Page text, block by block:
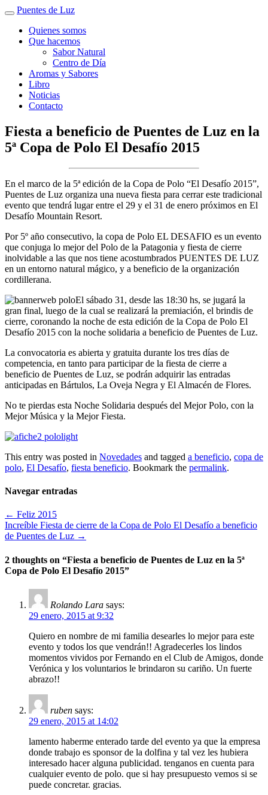
Puentes de Luz
Quienes somos
Que hacemos
Sabor Natural
Centro de Día
Aromas y Sabores
Libro
Noticias
Contacto
Fiesta a beneficio de Puentes de Luz en la
5ª Copa de Polo El Desafío 2015
En el marco de la 5ª edición de la Copa de Polo “El Desafío 2015”,
Puentes de Luz organiza una nueva fiesta para cerrar este tradicional
evento que tendrá lugar entre el 29 y el 31 de enero próximos en El
Desafío Mountain Resort.
Por 5º año consecutivo, la copa de Polo EL DESAFIO es un evento
que conjuga lo mejor del Polo de la Patagonia y fiesta de cierre
inolvidable a las que nos tiene acostumbrados PUENTES DE LUZ
en un entorno natural mágico, y a beneficio de la organización
cordillerana.
El sábado 31, desde las 18:30 hs, se jugará la
gran final, luego de la cual se realizará la premiación, el brindis de
cierre, coronando la noche de esta edición de la Copa de Polo El
Desafío 2015 con la noche solidaria a beneficio de Puentes de Luz.
La convocatoria es abierta y gratuita durante los tres días de
competencia, en tanto para participar de la fiesta de cierre a
beneficio de Puentes de Luz, se podrán adquirir las entradas
anticipadas en Bártulos, La Oveja Negra y El Almacén de Flores.
No te pierdas esta Noche Solidaria después del Mejor Polo, con la
Mejor Música y la Mejor Fiesta.
This entry was posted in Novedades and tagged a beneficio, copa de
polo, El Desafío, fiesta beneficio. Bookmark the permalink.
Navegar entradas
← Feliz 2015
Increíble Fiesta de cierre de la Copa de Polo El Desafío a beneficio
de Puentes de Luz →
2 thoughts on “Fiesta a beneficio de Puentes de Luz en la 5ª
Copa de Polo El Desafío 2015”
Rolando Lara says:
29 enero, 2015 at 9:32
Quiero en nombre de mi familia desearles lo mejor para este
evento y todos los que vendrán!! Agradecerles los lindos
momentos vividos por Fernando en el Club de Amigos, donde
Verónica y los voluntarios le brindaron su cariño. Un fuerte
abrazo!!
ruben says:
29 enero, 2015 at 14:02
lamento haberme enterado tarde del evento ya que la empresa
donde trabajo es sponsor de la dolfina y tal vez les hubiera
interesado hacer alguna publicidad. tenganos en cuenta para
cualquier evento de polo. que si hay presupuesto vemos si se
puede concretar. gracias.